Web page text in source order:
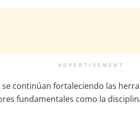
ADVERTISEMENT
continúan fortaleciendo las
fundamentales como la